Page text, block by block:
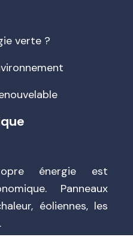
verte ?
énergie est
Panneaux
éoliennes, les